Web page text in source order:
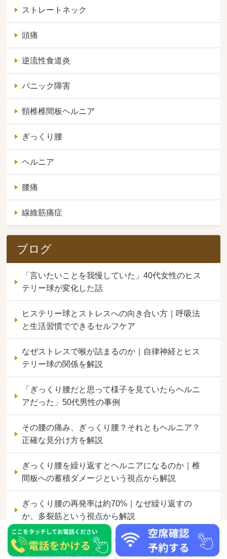
ストレートネック
頭痛
逆流性食道炎
パニック障害
頸椎椎間板ヘルニア
ぎっくり腰
ヘルニア
腰痛
線維筋痛症
ブログ
「言いたいことを我慢していた」40代女性のヒス
テリー球が変化した話
ヒステリー球とストレスへの向き合い方｜呼吸法
と生活習慣でできるセルフケア
なぜストレスで喉が詰まるのか｜自律神経とヒス
テリー球の関係を解説
「ぎっくり腰だと思って様子を見ていたらヘルニ
アだった」50代男性の事例
その腰の痛み、ぎっくり腰？それともヘルニア？
正確な見分け方を解説
ぎっくり腰を繰り返すとヘルニアになるのか｜椎
間板への蓄積ダメージという視点から解説
ぎっくり腰の再発率は約70%｜なぜ繰り返すの
か、多裂筋という視点から解説
ぎっくり腰になりやすい人の特徴｜自分の体質・
生活習慣をチェックしよう